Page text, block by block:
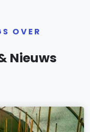
OVER
Nieuws